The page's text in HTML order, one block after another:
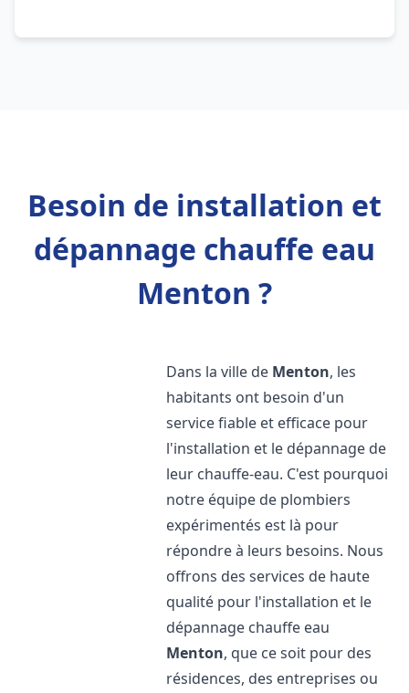
Besoin de installation et
dépannage chauffe eau
Menton ?
Dans la ville de Menton, les
habitants ont besoin d'un
service fiable et efficace pour
l'installation et le dépannage de
leur chauffe-eau. C'est pourquoi
notre équipe de plombiers
expérimentés est là pour
répondre à leurs besoins. Nous
offrons des services de haute
qualité pour l'installation et le
dépannage chauffe eau
Menton, que ce soit pour des
résidences, des entreprises ou